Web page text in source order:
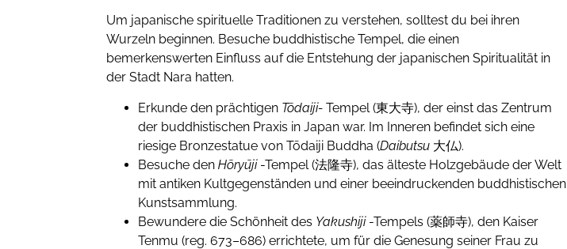
Um japanische spirituelle Traditionen zu verstehen, solltest du bei ihren
Wurzeln beginnen. Besuche buddhistische Tempel, die einen
bemerkenswerten Einfluss auf die Entstehung der japanischen Spiritualität in
der Stadt Nara hatten.
Erkunde den prächtigen Tōdaiji- Tempel (東大寺), der einst das Zentrum
der buddhistischen Praxis in Japan war. Im Inneren befindet sich eine
riesige Bronzestatue von Tōdaiji Buddha (Daibutsu 大仏).
Besuche denHōryūji -Tempel (法隆寺), das älteste Holzgebäude der Welt
mit antiken Kultgegenständen und einer beeindruckenden buddhistischen
Kunstsammlung.
Bewundere die Schönheit des Yakushiji-Tempels (薬師寺), den Kaiser
Tenmu (reg. 673–686) errichtete, um für die Genesung seiner Frau zu